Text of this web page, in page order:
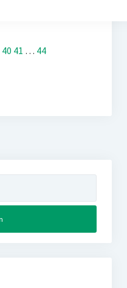
40 41 … 44